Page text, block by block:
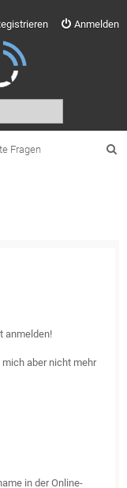
Anmelden
Fragen
anmelden!
aber nicht mehr
in der Online-